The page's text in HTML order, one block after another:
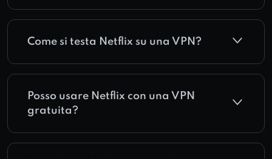
Come si testa Netflix su una VPN?
Posso usare Netflix con una VPN
gratuita?